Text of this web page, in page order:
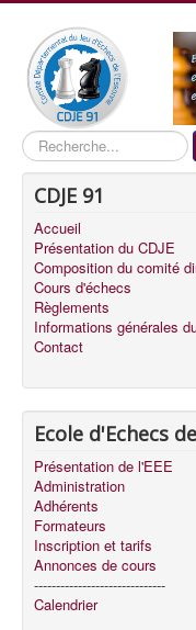
Recherche
CDJE 91
Accueil
Présentation du CDJE
Composition du comité
Cours d'échecs
Règlements
Informations générales
Contact
Ecole d'Echecs
Présentation de l'EEE
Administration
Adhérents
Formateurs
Inscription et tarifs
Annonces de cours
------------------------------
Calendrier